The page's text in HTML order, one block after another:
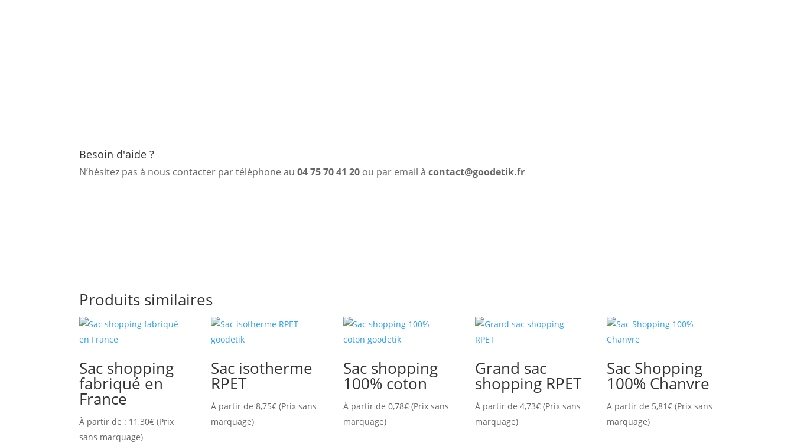
Besoin d'aide ?
N’hésitez pas à nous contacter par téléphone au04 75 70 41 20 ou par email àcontact@goodetik.fr
Produits similaires
Sac shopping
fabriqué en
France
À partir de : 11,30€ (Prix
sans marquage)
Sac isotherme
RPET
À partir de8,75€ (Prix sans
marquage)
Sac shopping
100% coton
À partir de 0,78€(Prix sans
marquage)
Grand sac
shopping RPET
À partir de 4,73€(Prix sans
marquage)
Sac Shopping
100% Chanvre
A partir de 5,81€(Prix sans
marquage)